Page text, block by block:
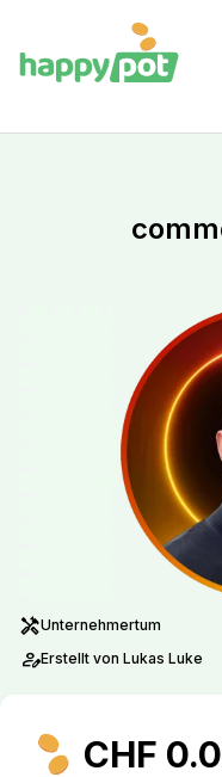
handymanUnternehmertum
person_editErstellt von Lukas Luke
CHF